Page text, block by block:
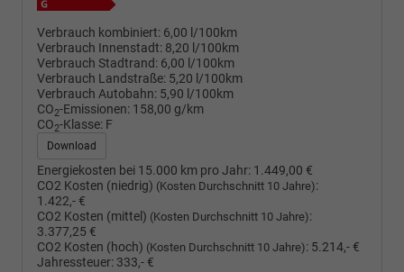
Verbrauch kombiniert: 6,00 l/100km
Verbrauch Innenstadt: 8,20 l/100km
Verbrauch Stadtrand: 6,00 l/100km
Verbrauch Landstraße: 5,20 l/100km
Verbrauch Autobahn: 5,90 l/100km
CO2-Emissionen: 158,00 g/km
CO2-Klasse: F
Download
Energiekosten bei 15.000 km pro Jahr: 1.449,00 €
CO2 Kosten (niedrig) (Kosten Durchschnitt 10 Jahre):
1.422,- €
CO2 Kosten (mittel) (Kosten Durchschnitt 10 Jahre):
3.377,25 €
CO2 Kosten (hoch) (Kosten Durchschnitt 10 Jahre): 5.214,- €
Jahressteuer: 333,- €